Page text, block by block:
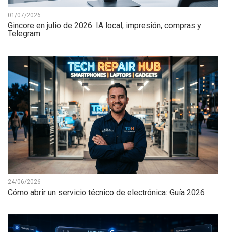
01/07/2026
Gincore en julio de 2026: IA local, impresión, compras y
Telegram
24/06/2026
Cómo abrir un servicio técnico de electrónica: Guía 2026